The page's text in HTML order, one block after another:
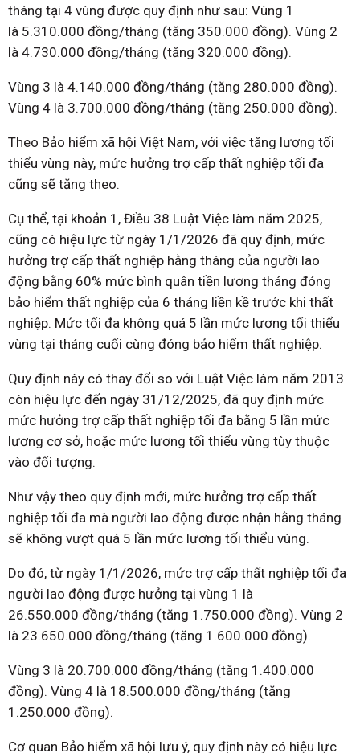
tháng tại 4 vùng được quy định như sau: Vùng 1
là 5.310.000 đồng/tháng (tăng 350.000 đồng). Vùng 2
là 4.730.000 đồng/tháng (tăng 320.000 đồng).
Vùng 3 là 4.140.000 đồng/tháng (tăng 280.000 đồng).
Vùng 4 là 3.700.000 đồng/tháng (tăng 250.000 đồng).
Theo Bảo hiểm xã hội Việt Nam, với việc tăng lương tối
thiểu vùng này, mức hưởng trợ cấp thất nghiệp tối đa
cũng sẽ tăng theo.
Cụ thể, tại khoản 1, Điều 38 Luật Việc làm năm 2025,
cũng có hiệu lực từ ngày 1/1/2026 đã quy định, mức
hưởng trợ cấp thất nghiệp hằng tháng của người lao
động bằng 60% mức bình quân tiền lương tháng đóng
bảo hiểm thất nghiệp của 6 tháng liền kề trước khi thất
nghiệp. Mức tối đa không quá 5 lần mức lương tối thiểu
vùng tại tháng cuối cùng đóng bảo hiểm thất nghiệp.
Quy định này có thay đổi so với Luật Việc làm năm 2013
còn hiệu lực đến ngày 31/12/2025, đã quy định mức
mức hưởng trợ cấp thất nghiệp tối đa bằng 5 lần mức
lương cơ sở, hoặc mức lương tối thiểu vùng tùy thuộc
vào đối tượng.
Như vậy theo quy định mới, mức hưởng trợ cấp thất
nghiệp tối đa mà người lao động được nhận hằng tháng
sẽ không vượt quá 5 lần mức lương tối thiểu vùng.
Do đó, từ ngày 1/1/2026, mức trợ cấp thất nghiệp tối đa
người lao động được hưởng tại vùng 1 là
26.550.000 đồng/tháng (tăng 1.750.000 đồng). Vùng 2
là 23.650.000 đồng/tháng (tăng 1.600.000 đồng).
Vùng 3 là 20.700.000 đồng/tháng (tăng 1.400.000
đồng). Vùng 4 là 18.500.000 đồng/tháng (tăng
1.250.000 đồng).
Cơ quan Bảo hiểm xã hội lưu ý, quy định này có hiệu lực